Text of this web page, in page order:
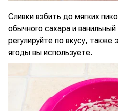
Сливки взбить до мягких
обычного сахара и
регулируйте по вкусу, также
ягоды вы используете.